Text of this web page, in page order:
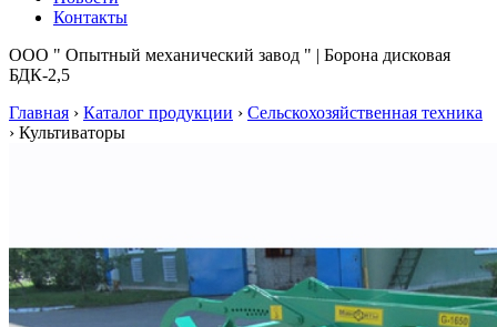
Контакты
ООО " Опытный механический завод " | Борона дисковая
БДК-2,5
Главная › Каталог продукции › Сельскохозяйственная техника
› Культиваторы